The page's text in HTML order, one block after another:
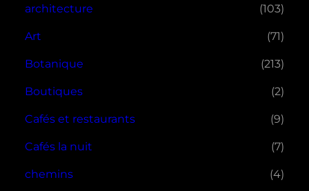
architecture (103)
Art (71)
Botanique (213)
Boutiques (2)
Cafés et restaurants (9)
Cafés la nuit (7)
chemins (4)